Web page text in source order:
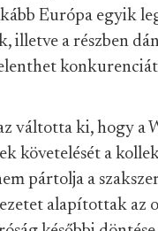
Európa egyik
illetve a részben
váltotta ki, hogy a
követelését a
pártolja a
alapítottak